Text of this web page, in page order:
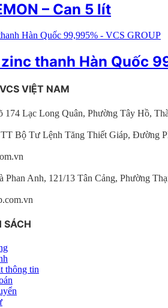
– Can 5 lít
thanh Hàn Quốc
VIỆT NAM
Lạc Long Quân, Phường Tây Hồ,
Bộ Tư Lệnh Tăng Thiết Giáp, Đường
Phan Anh, 121/13 Tân Cảng, Phường
SÁCH
thông tin